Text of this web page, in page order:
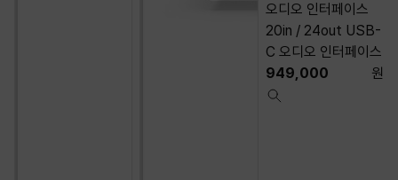
오디오 인터페이스
20in / 24out USB-
C 오디오 인터페이스
949,000
원